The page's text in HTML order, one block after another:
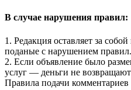
В случае нарушения правил:
1. Редакция оставляет за
поданые с нарушением правил.
2. Если объявление было
услуг — деньги не
Правила подачи комментариев